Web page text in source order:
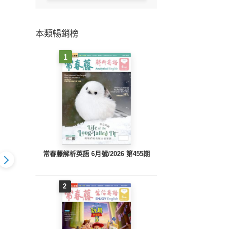
語2012年6
Live互動英語 2012年6
月號精華版
Live互動英語2012年5
本類暢銷榜
1
常春藤解析英語 6月號/2026 第455期
2